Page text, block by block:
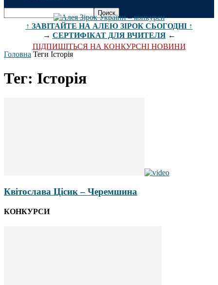
↑ ЗАВІТАЙТЕ НА АЛЕЮ ЗІРОК СЬОГОДНІ ↑
→ СЕРТИФІКАТ ДЛЯ ВЧИТЕЛЯ←
ПІДПИШІТЬСЯ НА КОНКУРСНІ НОВИНИ
Головна Теги Історія
Тег: Історія
Квітослава Цісик – Черемшина
КОНКУРСИ